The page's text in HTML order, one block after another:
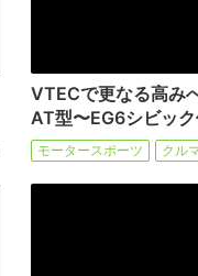
VTECで更なる高み
AT型〜EG6シビック
モータースポーツ クル